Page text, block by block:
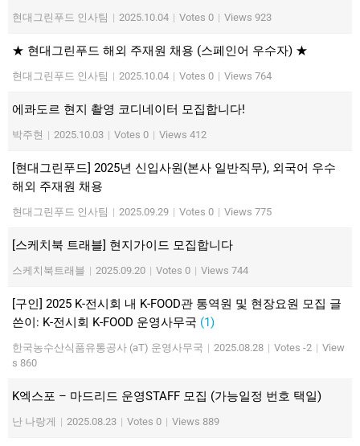
현대그린푸드 인사팀 | 2025.10.04 | Votes 0 | Views 923
★ 현대그린푸드 해외 주재원 채용 (스페인어 우수자) ★
현대그린푸드 인사팀 | 2025.10.04 | Votes 0 | Views 764
에콰도르 현지 촬영 코디네이터 모집합니다!
박주현 | 2025.10.03 | Votes 0 | Views 412
[현대그린푸드] 2025년 신입사원(본사 일반직무), 외국어 우수
해외 주재원 채용
현대그린푸드 인사팀 | 2025.09.29 | Votes 0 | Views 775
[스케치북 트래블] 현지가이드 모집합니다
스케치북트래블 | 2025.09.20 | Votes 0 | Views 744
[구인] 2025 K-전시회 내 K-FOOD관 통역원 및 현장요원 모집 글
쓴이: K-전시회 K-FOOD 운영사무국 (1)
한국농수산식품유통공사 (aT) 운영사무국 | 2025.08.28 | Votes -2 | View
s 860
K엑스포 – 마드리드 운영STAFF 모집 (가능일정 번호 택일)
난 나랑게 | 2025.08.23 | Votes 0 | Views 889